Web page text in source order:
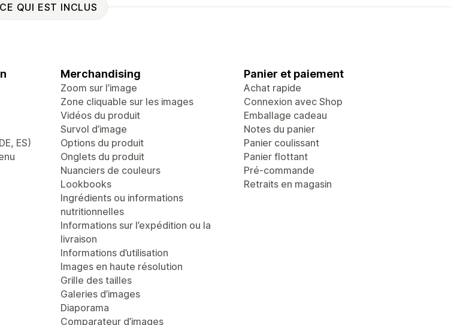
CE QUI EST INCLUS
ES)
Merchandising
Zoom sur l’image
Zone cliquable sur les images
Vidéos du produit
Survol d’image
Options du produit
Onglets du produit
Nuanciers de couleurs
Lookbooks
Ingrédients ou informations
nutritionnelles
Informations sur l’expédition ou la
livraison
Informations d’utilisation
Images en haute résolution
Grille des tailles
Galeries d’images
Diaporama
Comparateur d’images
Panier et paiement
Achat rapide
Connexion avec Shop
Emballage cadeau
Notes du panier
Panier coulissant
Panier flottant
Pré-commande
Retraits en magasin